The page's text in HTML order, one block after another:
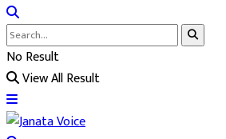
No Result
View All Result